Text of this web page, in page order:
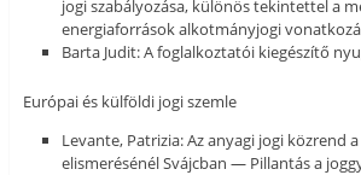
jogi szabályozása, különös tekintettel a
energiaforrások alkotmányjogi
Barta Judit: A foglalkoztatói kiegészítő
Európai és külföldi jogi szemle
Levante, Patrizia: Az anyagi jogi közrend
elismerésénél Svájcban — Pillantás a